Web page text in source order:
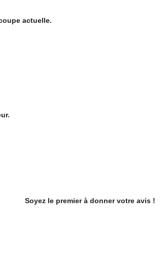
actuelle.
Soyez le premier à donner votre avis !